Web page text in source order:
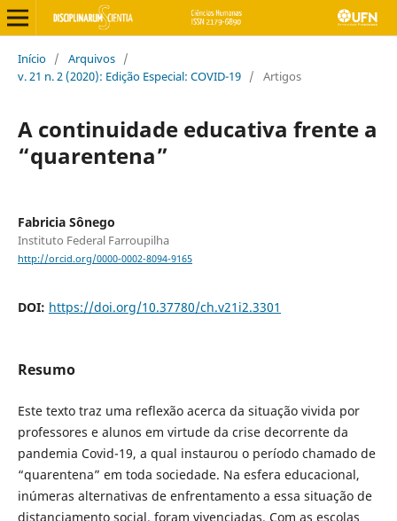
Início / Arquivos /
v. 21 n. 2 (2020): Edição Especial: COVID-19 / Artigos
A continuidade educativa frente a
“quarentena”
Fabricia Sônego
Instituto Federal Farroupilha
http://orcid.org/0000-0002-8094-9165
DOI: https://doi.org/10.37780/ch.v21i2.3301
Resumo
Este texto traz uma reflexão acerca da situação vivida por
professores e alunos em virtude da crise decorrente da
pandemia Covid-19, a qual instaurou o período chamado de
“quarentena” em toda sociedade. Na esfera educacional,
inúmeras alternativas de enfrentamento a essa situação de
distanciamento social, foram vivenciadas. Com as escolas